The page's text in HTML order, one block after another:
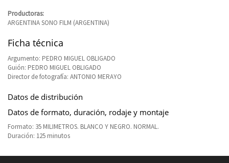
Productoras:
ARGENTINA SONO FILM (ARGENTINA)
Ficha técnica
Argumento: PEDRO MIGUEL OBLIGADO
Guión: PEDRO MIGUEL OBLIGADO
Director de fotografía: ANTONIO MERAYO
Datos de distribución
Datos de formato, duración, rodaje y montaje
Formato: 35 MILIMETROS. BLANCO Y NEGRO. NORMAL.
Duración: 125 minutos